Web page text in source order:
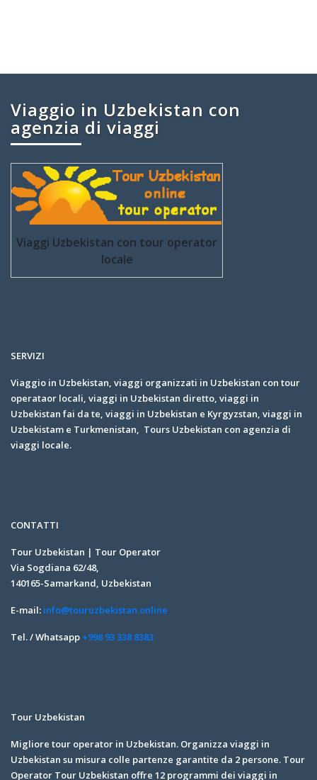
Viaggio in Uzbekistan con
agenzia di viaggi
Viaggi Uzbekistan con tour operator
locale
SERVIZI
Viaggio in Uzbekistan, viaggi organizzati in Uzbekistan con tour
operataor locali, viaggi in Uzbekistan diretto, viaggi in
Uzbekistan fai da te, viaggi in Uzbekistan e Kyrgyzstan, viaggi in
Uzbekistam e Turkmenistan, Tours Uzbekistan con agenzia di
viaggi locale.
CONTATTI
Tour Uzbekistan | Tour Operator
Via Sogdiana 62/48,
140165-Samarkand, Uzbekistan
E-mail: info@touruzbekistan.online
Tel. / Whatsapp +998 93 338 8383
Tour Uzbekistan
Migliore tour operator in Uzbekistan. Organizza viaggi in
Uzbekistan su misura colle partenze garantite da 2 persone. Tour
Operator Tour Uzbekistan offre 12 programmi dei viaggi in